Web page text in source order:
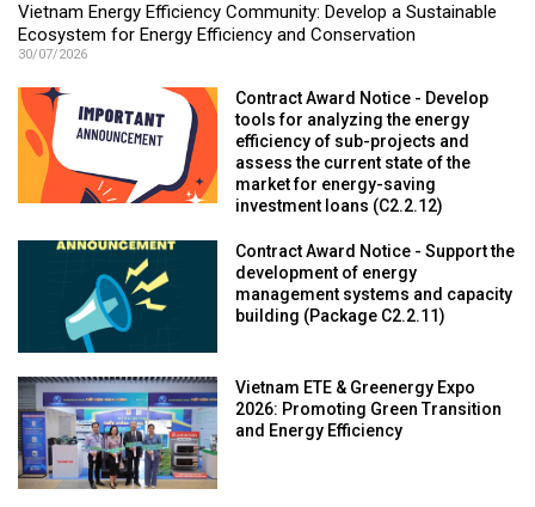
Vietnam Energy Efficiency Community: Develop a Sustainable
Ecosystem for Energy Efficiency and Conservation
30/07/2026
Contract Award Notice - Develop
tools for analyzing the energy
efficiency of sub-projects and
assess the current state of the
market for energy-saving
investment loans (C2.2.12)
Contract Award Notice - Support the
development of energy
management systems and capacity
building (Package C2.2.11)
Vietnam ETE & Greenergy Expo
2026: Promoting Green Transition
and Energy Efficiency